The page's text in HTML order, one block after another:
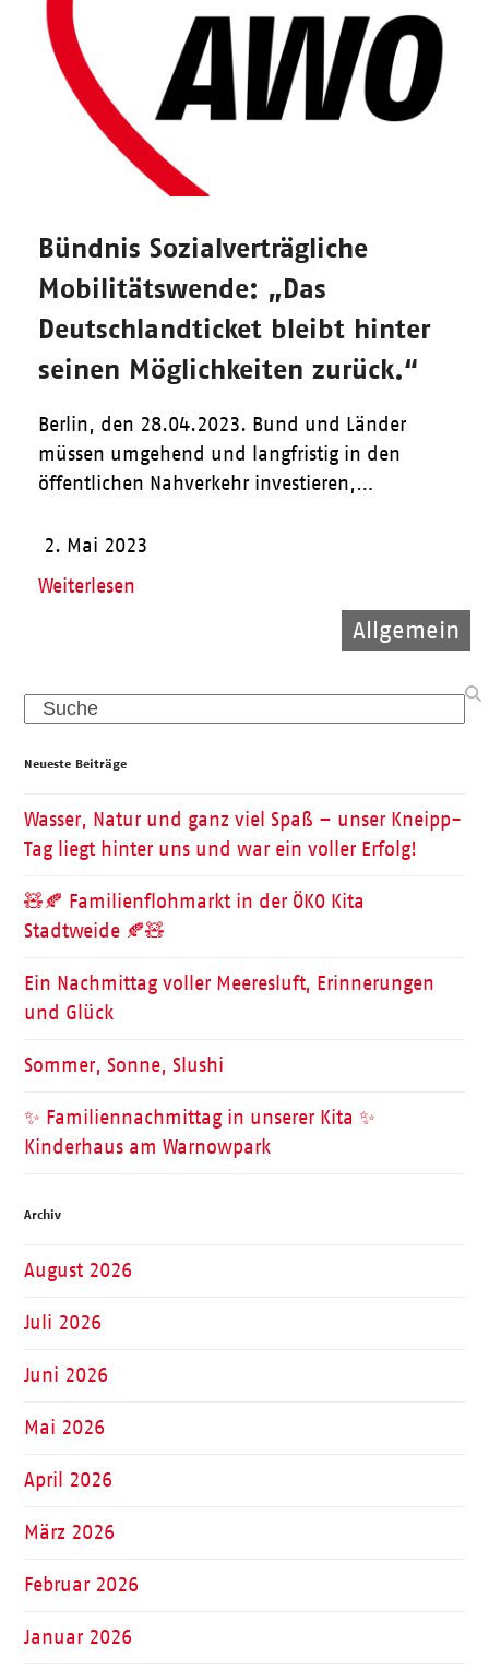
Pflege
Kinder
Allgemein
Bündnis Sozialverträgliche
Mobilitätswende: „Das
Deutschlandticket bleibt hinter
seinen Möglichkeiten zurück.“
Berlin, den 28.04.2023. Bund und Länder
müssen umgehend und langfristig in den
öffentlichen Nahverkehr investieren,…
2. Mai 2023
Weiterlesen
Search
Neueste Beiträge
Wasser, Natur und ganz viel Spaß – unser Kneipp-
Tag liegt hinter uns und war ein voller Erfolg!
🧸🍂 Familienflohmarkt in der ÖKO Kita
Stadtweide 🍂🧸
Ein Nachmittag voller Meeresluft, Erinnerungen
und Glück
Sommer, Sonne, Slushi
✨ Familiennachmittag in unserer Kita ✨
Kinderhaus am Warnowpark
Archiv
August 2026
Juli 2026
Juni 2026
Mai 2026
April 2026
März 2026
Februar 2026
Januar 2026